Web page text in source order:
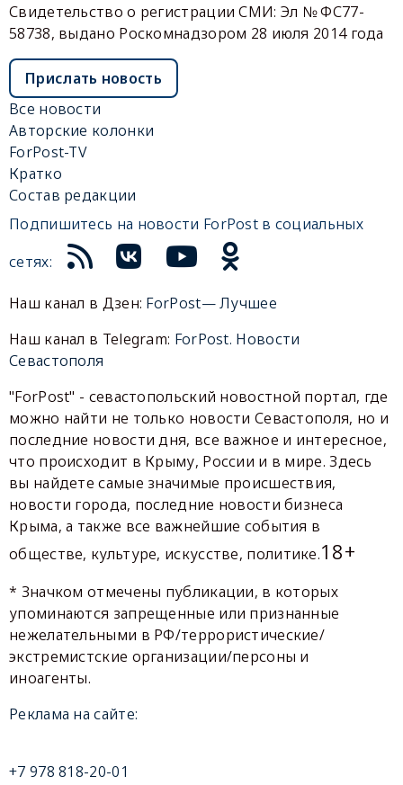
Свидетельство о регистрации СМИ: Эл № ФС77-
58738, выдано Роскомнадзором 28 июля 2014 года
Прислать новость
Все новости
Авторские колонки
ForPost-TV
Кратко
Состав редакции
Подпишитесь на новости ForPost в социальных
сетях:
Наш канал в Дзен: ForPost— Лучшее
Наш канал в Telegram: ForPost. Новости
Севастополя
"ForPost" - севастопольский новостной портал, где
можно найти не только новости Севастополя, но и
последние новости дня, все важное и интересное,
что происходит в Крыму, России и в мире. Здесь
вы найдете самые значимые происшествия,
новости города, последние новости бизнеса
Крыма, а также все важнейшие события в
обществе, культуре, искусстве, политике.18+
* Значком отмечены публикации, в которых
упоминаются запрещенные или признанные
нежелательными в РФ/террористические/
экстремистские организации/персоны и
иноагенты.
Реклама на сайте:
+7 978 818-20-01